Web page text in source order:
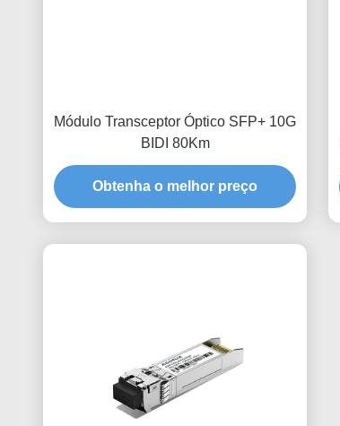
Módulo Transceptor Óptico SFP+ 10G
BIDI 80Km
Obtenha o melhor preço